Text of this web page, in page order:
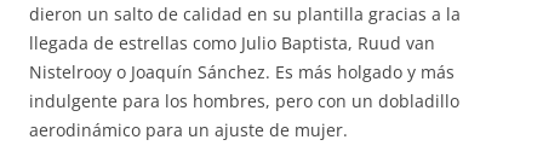
dieron un salto de calidad en su plantilla gracias a la
llegada de estrellas como Julio Baptista, Ruud van
Nistelrooy o Joaquín Sánchez. Es más holgado y más
indulgente para los hombres, pero con un dobladillo
aerodinámico para un ajuste de mujer.